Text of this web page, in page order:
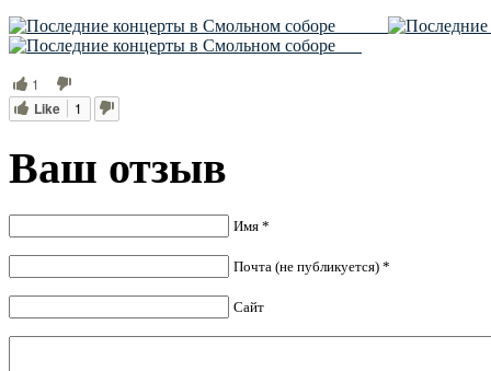
1
Like 1
Ваш отзыв
Имя *
Почта (не публикуется) *
Сайт